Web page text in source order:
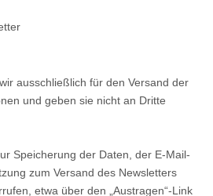
ausschließlich für den Versand der
und geben sie nicht an Dritte
Speicherung der Daten, der E-Mail-
zum Versand des Newsletters
etwa über den „Austragen“-Link